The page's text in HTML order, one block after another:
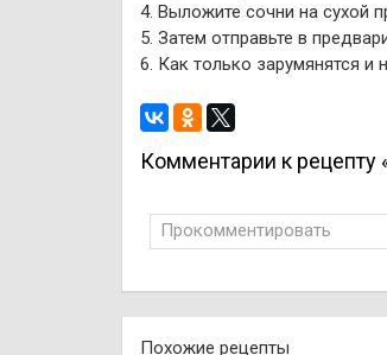
4. Выложите сочни на сухой
5. Затем отправьте в
6. Как только зарумянятся и
Комментарии к рецепту
Прокомментировать
Похожие рецепты